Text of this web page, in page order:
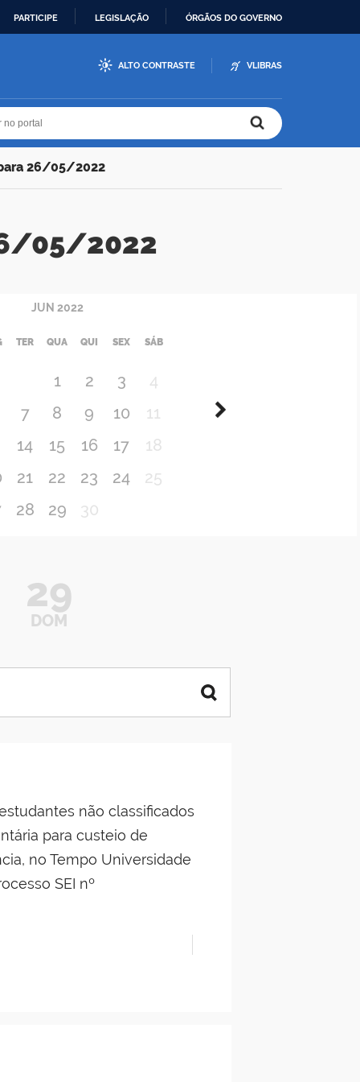
PARTICIPE LEGISLAÇÃO ÓRGÃOS DO GOVERNO
ALTO CONTRASTE VLIBRAS
26/05/2022
05/2022
JUN 2022
TER QUA QUI SEX SÁB
1 2 3
4
7
8 9 10
11
14 15 16 17
18
21 22 23 24
25
28 29 30
29
DOM
não classificados
para custeio de
no Tempo Universidade
SEI nº